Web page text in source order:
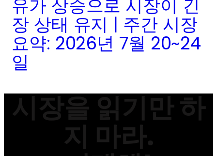
유가 상승으로 시장이 긴
장 상태 유지 | 주간 시장
요약: 2026년 7월 20~24
일
시장을 읽기만 하
지 마라.